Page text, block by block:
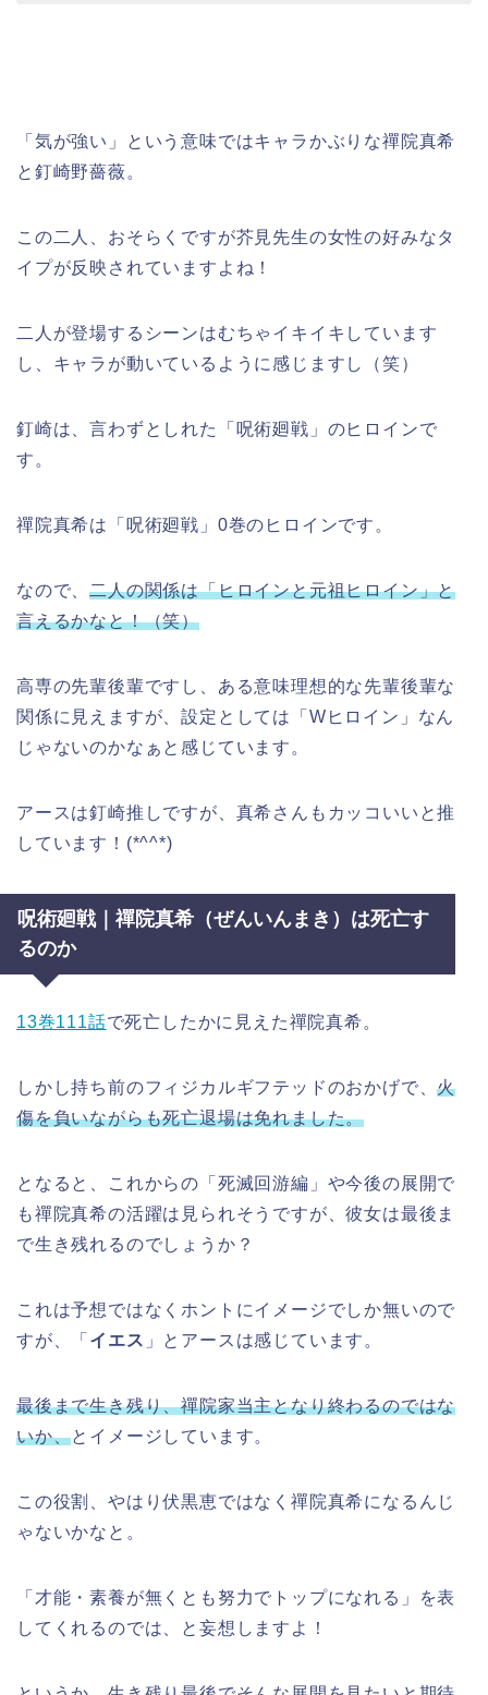
「気が強い」という意味ではキャラかぶりな禪院真希
と釘崎野薔薇。
この二人、おそらくですが芥見先生の女性の好みなタ
イプが反映されていますよね！
二人が登場するシーンはむちゃイキイキしています
し、キャラが動いているように感じますし（笑）
釘崎は、言わずとしれた「呪術廻戦」のヒロインで
す。
禪院真希は「呪術廻戦」0巻のヒロインです。
なので、二人の関係は「ヒロインと元祖ヒロイン」と
言えるかなと！（笑）
高専の先輩後輩ですし、ある意味理想的な先輩後輩な
関係に見えますが、設定としては「Wヒロイン」なん
じゃないのかなぁと感じています。
アースは釘崎推しですが、真希さんもカッコいいと推
しています！(*^^*)
呪術廻戦｜禪院真希（ぜんいんまき）は死亡す
るのか
13巻111話で死亡したかに見えた禪院真希。
しかし持ち前のフィジカルギフテッドのおかげで、火
傷を負いながらも死亡退場は免れました。
となると、これからの「死滅回游編」や今後の展開で
も禪院真希の活躍は見られそうですが、彼女は最後ま
で生き残れるのでしょうか？
これは予想ではなくホントにイメージでしか無いので
すが、「 イエス 」とアースは感じています。
最後まで生き残り、禪院家当主となり終わるのではな
いか、とイメージしています。
この役割、やはり伏黒恵ではなく禪院真希になるんじ
ゃないかなと。
「才能・素養が無くとも努力でトップになれる」を表
してくれるのでは、と妄想しますよ！